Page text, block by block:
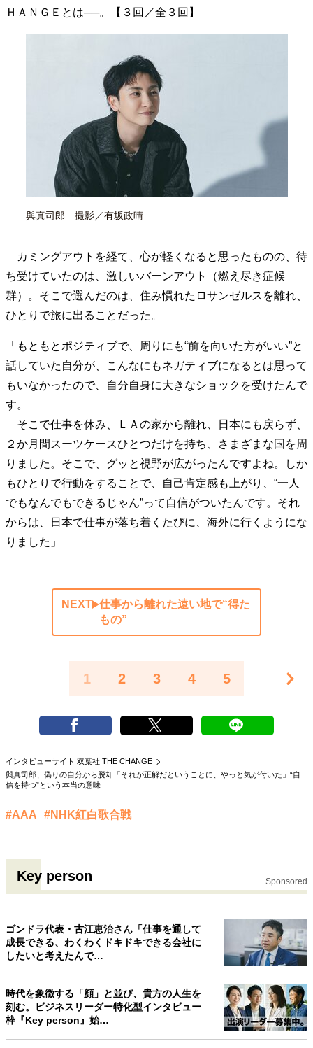
ライフスタイル・生き方
40代からの景色 50代のリアル
パートナーとの歩み方
親になるということ
病が教えてくれたこと
移住という選択
熱狂できるもの
一生モノの愛用品
私を彩るエッセンス
60代のネクストステージ
社会・カルチャー・マネー
地域とつながる/お金との付き合い方
ＨＡＮＧＥとは──。【３回／全３回】
與真司郎 撮影／有坂政晴
カミングアウトを経て、心が軽くなると思ったものの、待
ち受けていたのは、激しいバーンアウト（燃え尽き症候
群）。そこで選んだのは、住み慣れたロサンゼルスを離れ、
ひとりで旅に出ることだった。
「もともとポジティブで、周りにも“前を向いた方がいい”と
話していた自分が、こんなにもネガティブになるとは思って
もいなかったので、自分自身に大きなショックを受けたんで
す。
そこで仕事を休み、ＬＡの家から離れ、日本にも戻らず、
２か月間スーツケースひとつだけを持ち、さまざまな国を周
りました。そこで、グッと視野が広がったんですよね。しか
もひとりで行動をすることで、自己肯定感も上がり、“一人
でもなんでもできるじゃん”って自信がついたんです。それ
からは、日本で仕事が落ち着くたびに、海外に行くようにな
りました」
NEXT
仕事から離れた遠い地で“得た
もの”
1 2 3 4 5
インタビューサイト 双葉社 THE CHANGE
與真司郎、偽りの自分から脱却「それが正解だということに、やっと気が付いた」“自
信を持つ”という本当の意味
#AAA #NHK紅白歌合戦
Key person Sponsored
ゴンドラ代表・古江恵治さん「仕事を通して
成長できる、わくわくドキドキできる会社に
したいと考えたんで…
時代を象徴する「顔」と並び、貴方の人生を
刻む。ビジネスリーダー特化型インタビュー
枠『Key person』始…